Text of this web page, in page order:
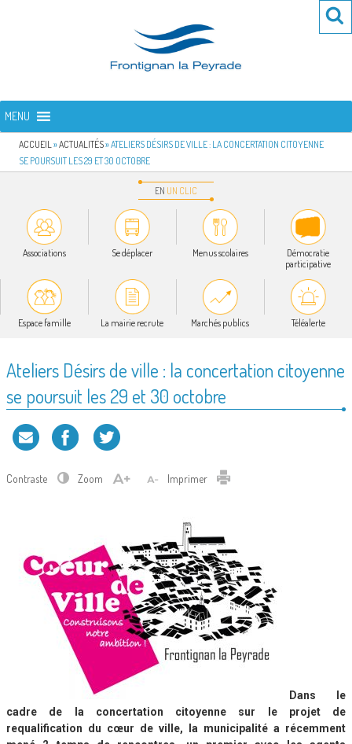
FRONTIGNAN LA PEYRADE
MENU
ACCUEIL »ACTUALITÉS»ATELIERS DÉSIRS DE VILLE : LA CONCERTATION CITOYENNE
SE POURSUIT LES 29 ET 30 OCTOBRE
EN UN CLIC
Associations Se déplacer Menus scolaires
Démocratie
participative
Espace famille La mairie recrute Marchés publics Téléalerte
Ateliers Désirs de ville : la concertation citoyenne
se poursuit les 29 et 30 octobre
Contraste Zoom Imprimer
Dans le
cadre de la concertation citoyenne sur le projet de
requalification du cœur de ville, la municipalité a récemment